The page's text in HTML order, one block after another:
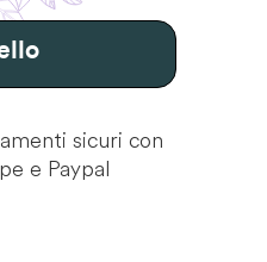
sicuri con
e Paypal